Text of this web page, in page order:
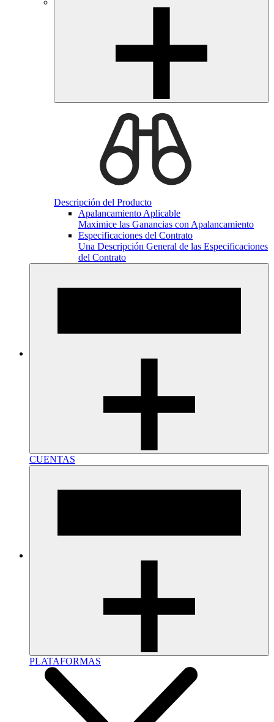
Descripción del Producto
Apalancamiento Aplicable
Maximice las Ganancias con Apalancamiento
Especificaciones del Contrato
Una Descripción General de las Especificaciones
del Contrato
CUENTAS
PLATAFORMAS